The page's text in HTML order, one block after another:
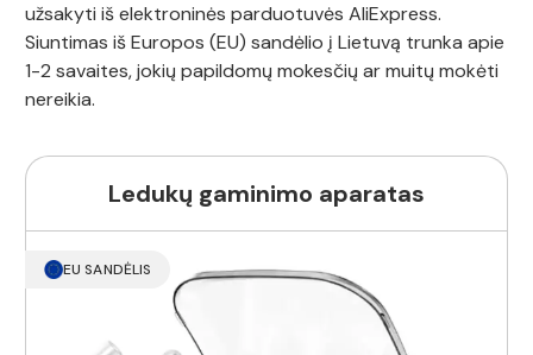
užsakyti iš elektroninės parduotuvės AliExpress.
Siuntimas iš Europos (EU) sandėlio į Lietuvą trunka apie
1-2 savaites, jokių papildomų mokesčių ar muitų mokėti
nereikia.
Ledukų gaminimo aparatas
EU SANDĖLIS